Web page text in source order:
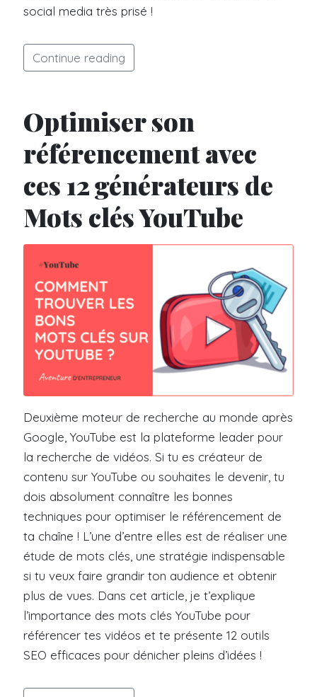
social media très prisé !
Continue reading
Optimiser son
référencement avec
ces 12 générateurs de
Mots clés YouTube
Deuxième moteur de recherche au monde après
Google, YouTube est la plateforme leader pour
la recherche de vidéos. Si tu es créateur de
contenu sur YouTube ou souhaites le devenir, tu
dois absolument connaître les bonnes
techniques pour optimiser le référencement de
ta chaîne ! L’une d’entre elles est de réaliser une
étude de mots clés, une stratégie indispensable
si tu veux faire grandir ton audience et obtenir
plus de vues. Dans cet article, je t’explique
l’importance des mots clés YouTube pour
référencer tes vidéos et te présente 12 outils
SEO efficaces pour dénicher pleins d’idées !